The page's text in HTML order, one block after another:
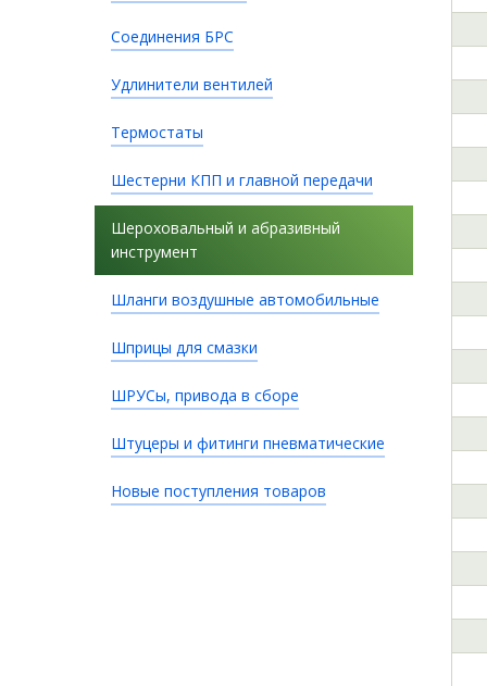
Соединения БРС
Удлинители вентилей
Термостаты
Шестерни КПП и главной передачи
Шероховальный и абразивный
инструмент
Шланги воздушные автомобильные
Шприцы для смазки
ШРУСы, привода в сборе
Штуцеры и фитинги пневматические
Новые поступления товаров